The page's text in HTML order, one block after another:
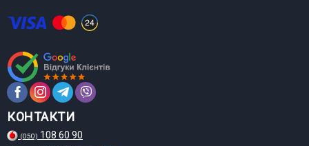
КОНТАКТИ
(050) 108 60 90